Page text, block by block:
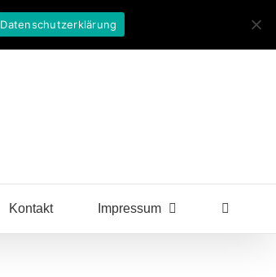
Kontakt Impressum
Datenschutzerklärung